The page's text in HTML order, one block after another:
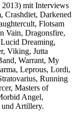
mit Interviews
Crashdiet, Darkened
Flotsam
Vain, Dragonsfire,
Dreaming,
Viking, Jutta
Warrant, My
Leprous, Lordi,
Running
Masters of
Angel,
Artillery.